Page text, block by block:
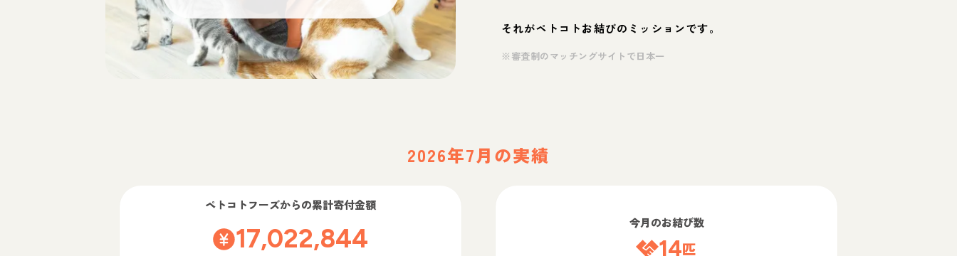
それがペトコトお結びのミッションです。
※審査制のマッチングサイトで日本一
2026年7月の実績
ペトコトフーズからの累計寄付金額
17,022,844
今月のお結び数
14匹